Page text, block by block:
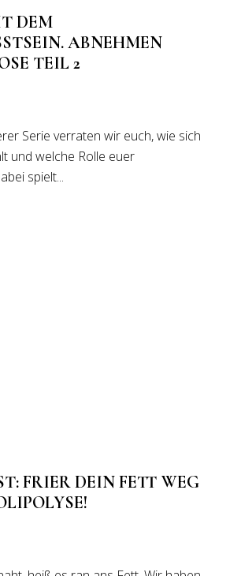
DEM
ABNEHMEN
TEIL 2
Serie verraten wir euch, wie sich
und welche Rolle euer
spielt...
FRIER DEIN FETT WEG